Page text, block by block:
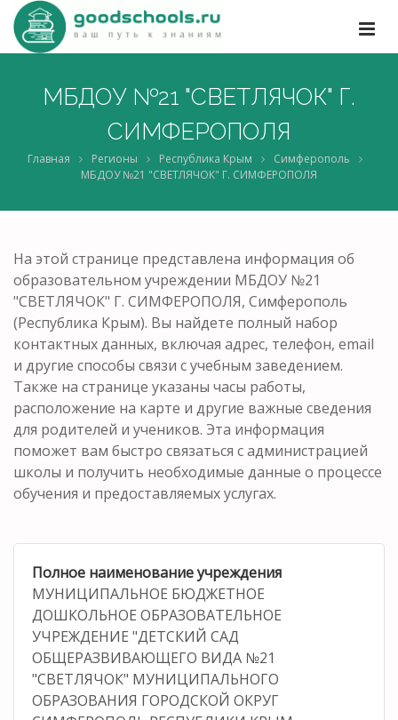
МБДОУ №21 "СВЕТЛЯЧОК" Г.
СИМФЕРОПОЛЯ
Главная Регионы Республика Крым
Симферополь
МБДОУ №21 "СВЕТЛЯЧОК" Г. СИМФЕРОПОЛЯ
На этой странице представлена информация об
образовательном учреждении МБДОУ №21
"СВЕТЛЯЧОК" Г. СИМФЕРОПОЛЯ, Симферополь
(Республика Крым). Вы найдете полный набор
контактных данных, включая адрес, телефон, email
и другие способы связи с учебным заведением.
Также на странице указаны часы работы,
расположение на карте и другие важные сведения
для родителей и учеников. Эта информация
поможет вам быстро связаться с администрацией
школы и получить необходимые данные о процессе
обучения и предоставляемых услугах.
Полное наименование учреждения
МУНИЦИПАЛЬНОЕ БЮДЖЕТНОЕ
ДОШКОЛЬНОЕ ОБРАЗОВАТЕЛЬНОЕ
УЧРЕЖДЕНИЕ "ДЕТСКИЙ САД
ОБЩЕРАЗВИВАЮЩЕГО ВИДА №21
"СВЕТЛЯЧОК" МУНИЦИПАЛЬНОГО
ОБРАЗОВАНИЯ ГОРОДСКОЙ ОКРУГ